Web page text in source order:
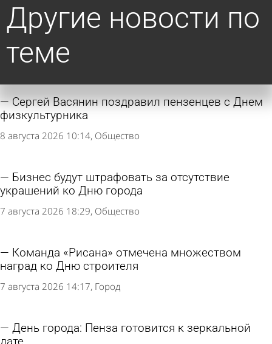
Другие новости по
теме
Сергей Васянин поздравил пензенцев с Днем
физкультурника
8 августа 2026 10:14 Общество
Бизнес будут штрафовать за отсутствие
украшений ко Дню города
7 августа 2026 18:29 Общество
Команда «Рисана» отмечена множеством
наград ко Дню строителя
7 августа 2026 14:17 Город
День города: Пенза готовится к зеркальной